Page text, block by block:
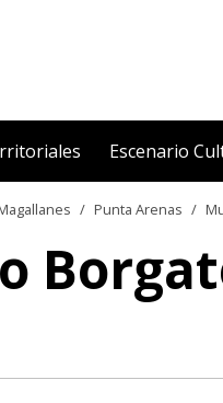
Escenario
Punta Arenas